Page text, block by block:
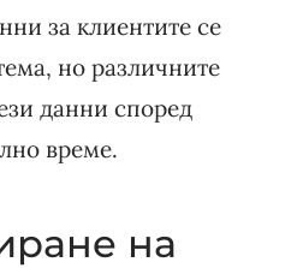
за клиентите се
но различните
данни според
време.
на